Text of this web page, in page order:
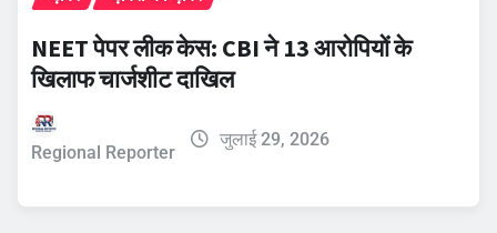
NEET पेपर लीक केस: CBI ने 13 आरोपियों के
खिलाफ चार्जशीट दाखिल
Regional Reporter
जुलाई 29, 2026